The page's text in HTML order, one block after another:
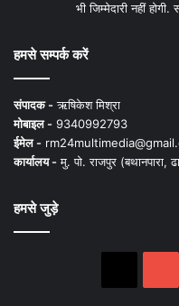
भी जिम्मेदारी नहीं होगी.
हमसे सम्पर्क करें
संपादक -ऋषिकेश मिश्रा
मोबाइल - 9340992793
ईमेल -
कार्यालय -मु. पो. राजपुर (बथानपारा,
हमसे जुड़े